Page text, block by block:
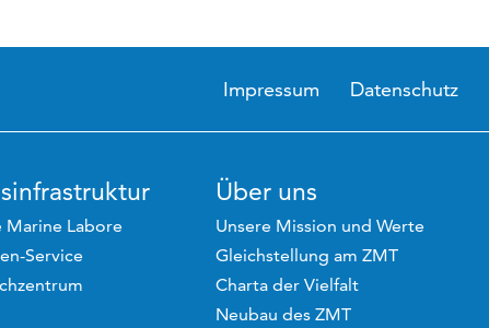
Impressum Datenschutz
Marine Labore
Service
Über uns
Unsere Mission und Werte
Gleichstellung am ZMT
Charta der Vielfalt
Neubau des ZMT